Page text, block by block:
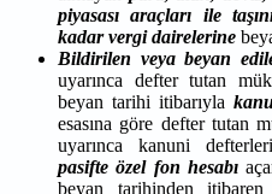
piyasası araçları ile
kadar vergi dairelerine
Bildirilen veya beyan
uyarınca defter tutan
beyan tarihi itibarıyla
esasına göre defter tutan
uyarınca kanuni
pasifte özel fon hesabı
beyan tarihinden itibaren